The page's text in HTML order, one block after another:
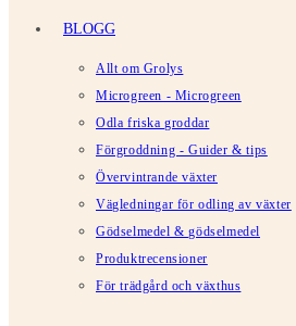
BLOGG
Allt om Grolys
Microgreen - Microgreen
Odla friska groddar
Förgroddning - Guider & tips
Övervintrande växter
Vägledningar för odling av växter
Gödselmedel & gödselmedel
Produktrecensioner
För trädgård och växthus